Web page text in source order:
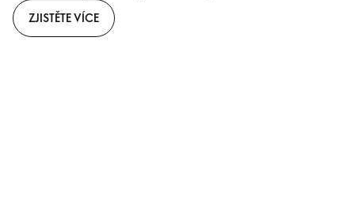
ZJISTĚTE VÍCE